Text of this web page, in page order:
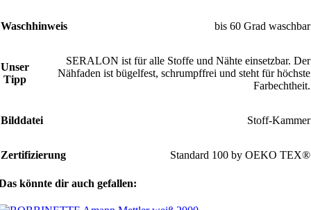
Waschhinweis bis 60 Grad waschbar
Unser
Tipp
SERALON ist für alle Stoffe und Nähte einsetzbar. Der
Nähfaden ist bügelfest, schrumpffrei und steht für höchste
Farbechtheit.
Bilddatei Stoff-Kammer
Zertifizierung Standard 100 by OEKO TEX®
könnte dir auch gefallen: